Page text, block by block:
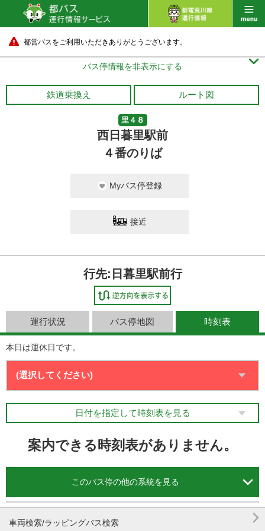
都営バスをご利用いただきありがとうございます。
バス停情報を非表示にする 
鉄道乗換え ルート図
里４８
西日暮里駅前
４番のりば
Myバス停登録
接近
行先:日暮里駅前行
運行状況 バス停地図 時刻表
本日は運休日です。
日付を指定して時刻表を見る
案内できる時刻表がありません。
このバス停の他の系統を見る 
車両検索/ラッピングバス検索 